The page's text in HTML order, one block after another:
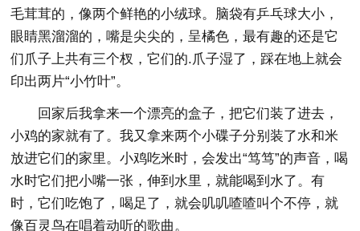
毛茸茸的，像两个鲜艳的小绒球。脑袋有乒乓球大小，
眼睛黑溜溜的，嘴是尖尖的，呈橘色，最有趣的还是它
们爪子上共有三个杈，它们的.爪子湿了，踩在地上就会
印出两片“小竹叶”。
回家后我拿来一个漂亮的盒子，把它们装了进去，
小鸡的家就有了。我又拿来两个小碟子分别装了水和米
放进它们的家里。小鸡吃米时，会发出“笃笃”的声音，喝
水时它们把小嘴一张，伸到水里，就能喝到水了。有
时，它们吃饱了，喝足了，就会叽叽喳喳叫个不停，就
像百灵鸟在唱着动听的歌曲。